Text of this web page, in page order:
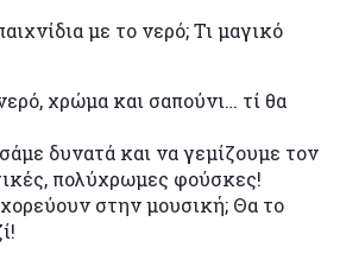
με το νερό; Τι μαγικό
χρώμα και σαπούνι… τί θα
δυνατά και να γεμίζουμε τον
πολύχρωμες φούσκες!
στην μουσική; Θα το